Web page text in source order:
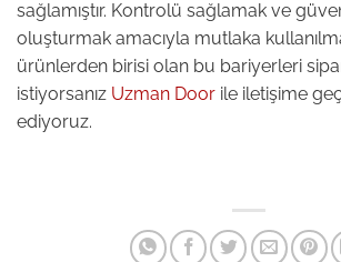
sağlamıştır. Kontrolü sağlamak ve
oluşturmak amacıyla mutlaka
ürünlerden birisi olan bu bariyerleri
istiyorsanız Uzman Door ile iletişime
ediyoruz.